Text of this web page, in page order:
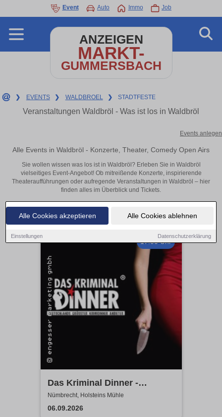
Alle Cookies akzeptieren Alle Cookies ablehnen
Einstellungen Datenschutzerklärung
Event Auto Immo Job
ANZEIGEN
MARKT-
GUMMERSBACH
❯ EVENTS ❯ WALDBROEL ❯ STADTFESTE
Veranstaltungen Waldbröl - Was ist los in Waldbröl
Events anlegen
Alle Events in Waldbröl - Konzerte, Theater, Comedy Open Airs
Sie wollen wissen was los ist in Waldbröl? Erleben Sie in Waldbröl
vielseitiges Event-Angebot! Ob mitreißende Konzerte, inspirierende
Theateraufführungen oder aufregende Veranstaltungen in Waldbröl – hier
finden alles im Überblick und Tickets.
17:00 Uhr
Das Kriminal Dinner -
Hauptkommissar Schröder
ermittelt
Nümbrecht, Holsteins Mühle
06.09.2026